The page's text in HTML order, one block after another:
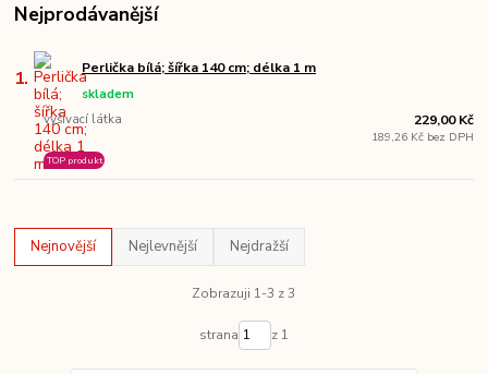
Nejprodávanější
1. Perlička bílá; šířka 140 cm; délka 1 m
vyšívací látka
skladem
TOP produkt
229,00 Kč
189,26 Kč bez DPH
Nejnovější Nejlevnější Nejdražší
Zobrazuji 1-3 z 3
strana z 1